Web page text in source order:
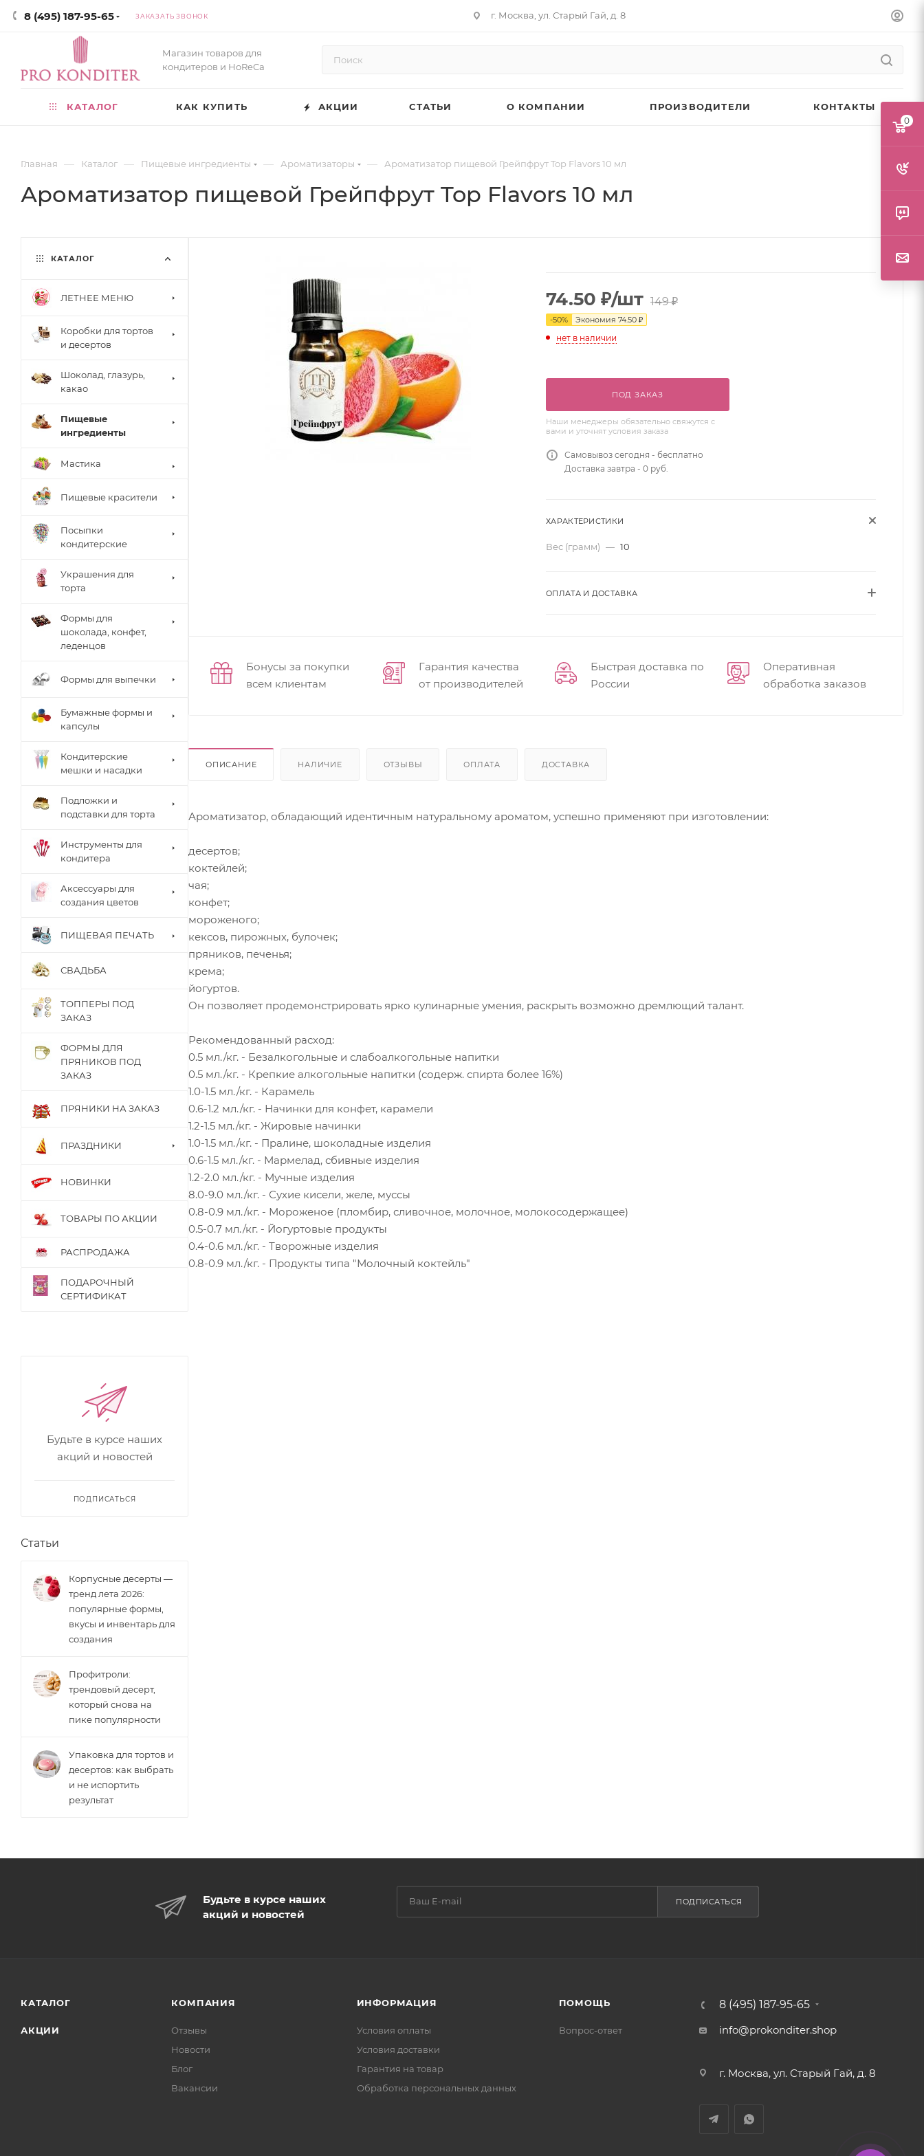
8 (495) 187-95-65 ЗАКАЗАТЬ ЗВОНОК г. Москва, ул. Старый Гай, д. 8
Магазин товаров для
кондитеров и HoReCa
КАТАЛОГ КАК КУПИТЬ АКЦИИ СТАТЬИ О КОМПАНИИ ПРОИЗВОДИТЕЛИ КОНТАКТЫ
Главная — Каталог — Пищевые ингредиенты — Ароматизаторы — Ароматизатор пищевой Грейпфрут Top Flavors 10 мл
Ароматизатор пищевой Грейпфрут Top Flavors 10 мл
74.50 ₽/шт 149₽
-50% Экономия 74.50 ₽
нет в наличии
ПОД ЗАКАЗ
Наши менеджеры обязательно свяжутся с
вами и уточнят условия заказа
Самовывоз сегодня - бесплатно
Доставка завтра - 0 руб.
ХАРАКТЕРИСТИКИ
Вес (грамм) — 10
ОПЛАТА И ДОСТАВКА
Бонусы за покупки
всем клиентам
Гарантия качества
от производителей
Быстрая доставка по
России
Оперативная
обработка заказов
ОПИСАНИЕ НАЛИЧИЕ ОТЗЫВЫ ОПЛАТА ДОСТАВКА
Ароматизатор, обладающий идентичным натуральному ароматом, успешно применяют при изготовлении:
десертов;
коктейлей;
чая;
конфет;
мороженого;
кексов, пирожных, булочек;
пряников, печенья;
крема;
йогуртов.
Он позволяет продемонстрировать ярко кулинарные умения, раскрыть возможно дремлющий талант.
Рекомендованный расход:
0.5 мл./кг. - Безалкогольные и слабоалкогольные напитки
0.5 мл./кг. - Крепкие алкогольные напитки (содерж. спирта более 16%)
1.0-1.5 мл./кг. - Карамель
0.6-1.2 мл./кг. - Начинки для конфет, карамели
1.2-1.5 мл./кг. - Жировые начинки
1.0-1.5 мл./кг. - Пралине, шоколадные изделия
0.6-1.5 мл./кг. - Мармелад, сбивные изделия
1.2-2.0 мл./кг. - Мучные изделия
8.0-9.0 мл./кг. - Сухие кисели, желе, муссы
0.8-0.9 мл./кг. - Мороженое (пломбир, сливочное, молочное, молокосодержащее)
0.5-0.7 мл./кг. - Йогуртовые продукты
0.4-0.6 мл./кг. - Творожные изделия
0.8-0.9 мл./кг. - Продукты типа "Молочный коктейль"
КАТАЛОГ
ЛЕТНЕЕ МЕНЮ
Коробки для тортов
и десертов
Шоколад, глазурь,
какао
Пищевые
ингредиенты
Мастика
Пищевые красители
Посыпки
кондитерские
Украшения для
торта
Формы для
шоколада, конфет,
леденцов
Формы для выпечки
Бумажные формы и
капсулы
Кондитерские
мешки и насадки
Подложки и
подставки для торта
Инструменты для
кондитера
Аксессуары для
создания цветов
ПИЩЕВАЯ ПЕЧАТЬ
СВАДЬБА
ТОППЕРЫ ПОД
ЗАКАЗ
ФОРМЫ ДЛЯ
ПРЯНИКОВ ПОД
ЗАКАЗ
ПРЯНИКИ НА ЗАКАЗ
ПРАЗДНИКИ
НОВИНКИ
ТОВАРЫ ПО АКЦИИ
РАСПРОДАЖА
ПОДАРОЧНЫЙ
СЕРТИФИКАТ
Будьте в курсе наших
акций и новостей
ПОДПИСАТЬСЯ
Статьи
Корпусные десерты —
тренд лета 2026:
популярные формы,
вкусы и инвентарь для
создания
Профитроли:
трендовый десерт,
который снова на
пике популярности
Упаковка для тортов и
десертов: как выбрать
и не испортить
результат
Будьте в курсе наших
акций и новостей
ПОДПИСАТЬСЯ
КАТАЛОГ
АКЦИИ
КОМПАНИЯ
Отзывы
Новости
Блог
Вакансии
ИНФОРМАЦИЯ
Условия оплаты
Условия доставки
Гарантия на товар
Обработка персональных данных
ПОМОЩЬ
Вопрос-ответ
8 (495) 187-95-65
info@prokonditer.shop
г. Москва, ул. Старый Гай, д. 8
0